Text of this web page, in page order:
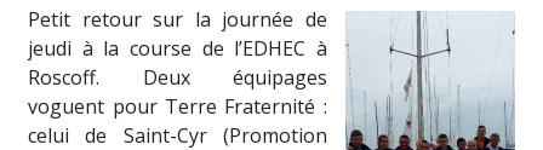
Petit retour sur la journée de
jeudi à la course de l’EDHEC à
Roscoff. Deux équipages
voguent pour Terre Fraternité :
celui de Saint-Cyr (Promotion